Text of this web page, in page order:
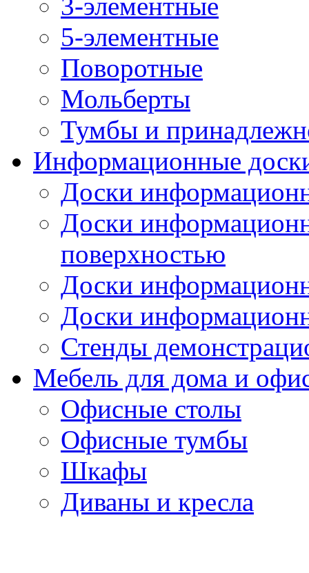
5-элементные
Поворотные
Мольберты
Тумбы и
Информационные
Доски
Доски
поверхностью
Доски
Доски
Стенды
Мебель для дома и
Офисные столы
Офисные тумбы
Шкафы
Диваны и кресла